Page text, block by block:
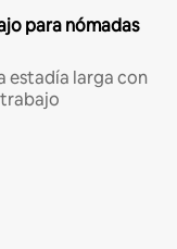
para nómadas
estadía larga con